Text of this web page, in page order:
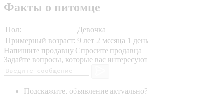
Факты о питомце
Пол:
Девочка
Примерный возраст: 9 лет 2 месяца 1 день
Напишите продавцу Спросите продавца
Задайте вопросы, которые вас интересуют
Подскажите, объявление актуально?